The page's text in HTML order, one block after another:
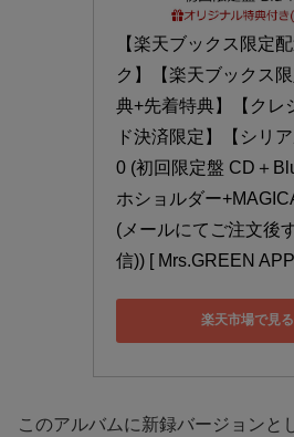
【楽天ブックス限定
ク】【楽天ブックス
典+先着特典】【クレ
ド決済限定】【シリ
0 (初回限定盤 CD＋
ホショルダー
(メールにてご注文後
信)) [ Mrs.GREEN
楽天市場で見る
このアルバムに新録バージョンと